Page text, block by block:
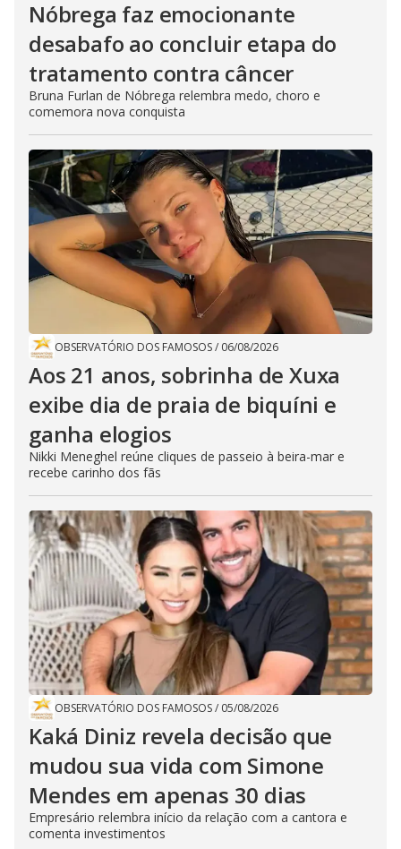
Nóbrega faz emocionante
desabafo ao concluir etapa do
tratamento contra câncer
Bruna Furlan de Nóbrega relembra medo, choro e
comemora nova conquista
OBSERVATÓRIO DOS FAMOSOS/ 06/08/2026
Aos 21 anos, sobrinha de Xuxa
exibe dia de praia de biquíni e
ganha elogios
Nikki Meneghel reúne cliques de passeio à beira-mar e
recebe carinho dos fãs
OBSERVATÓRIO DOS FAMOSOS/ 05/08/2026
Kaká Diniz revela decisão que
mudou sua vida com Simone
Mendes em apenas 30 dias
Empresário relembra início da relação com a cantora e
comenta investimentos